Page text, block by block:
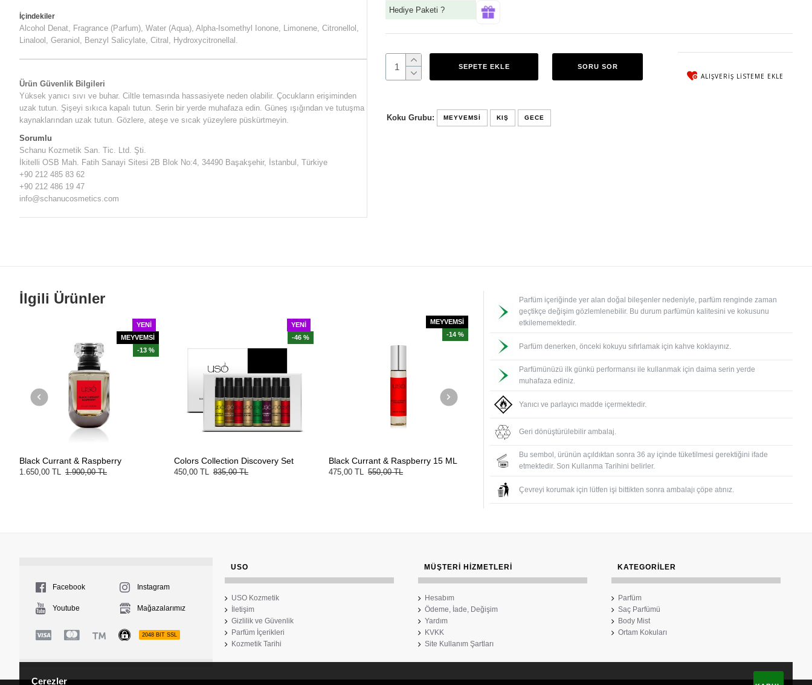
Ürün Güvenlik Bilgileri
Yüksek yanıcı sıvı ve buhar. Ciltle temasında hassasiyete neden olabilir. Çocukların erişiminden
uzak tutun. Şişeyi sıkıca kapalı tutun. Serin bir yerde muhafaza edin. Güneş ışığından ve tutuşma
kaynaklarından uzak tutun. Gözlere, ateşe ve sıcak yüzeylere püskürtmeyin.
Sorumlu
Schanu Kozmetik San. Tic. Ltd. Şti.
İkitelli OSB Mah. Fatih Sanayi Sitesi 2B Blok No:4, 34490 Başakşehir, İstanbul, Türkiye
+90 212 485 83 62
+90 212 486 19 47
info@schanucosmetics.com
İçindekiler
Alcohol Denat, Fragrance (Parfum), Water (Aqua), Alpha-Isomethyl Ionone, Limonene, Citronellol,
Linalool, Geraniol, Benzyl Salicylate, Citral, Hydroxycitronellal.
Hediye Paketi ?
SEPETE EKLE SORU SOR
ALIŞVERIŞ LISTEME EKLE
Koku Grubu: MEYVEMSI KIŞ GECE
İlgili Ürünler
YENI
MEYVEMSİ
-13 %
Black Currant & Raspberry
1.650,00 TL 1.900,00 TL
YENI
-46 %
Colors Collection Discovery Set
450,00 TL 835,00 TL
MEYVEMSİ
-14 %
Black Currant & Raspberry 15 ML
475,00 TL 550,00 TL
Parfüm içeriğinde yer alan doğal bileşenler nedeniyle, parfüm renginde zaman
geçtikçe değişim gözlemlenebilir. Bu durum parfümün kalitesini ve kokusunu
etkilememektedir.
Parfüm denerken, önceki kokuyu sıfırlamak için kahve koklayınız.
Parfümünüzü ilk günkü performansı ile kullanmak için daima serin yerde
muhafaza ediniz.
Yanıcı ve parlayıcı madde içermektedir.
Geri dönüştürülebilir ambalaj.
Bu sembol, ürünün açıldıktan sonra 36 ay içinde tüketilmesi gerektiğini ifade
etmektedir. Son Kullanma Tarihini belirler.
Çevreyi korumak için lütfen işi bittikten sonra ambalajı çöpe atınız.
Facebook Instagram
Youtube Mağazalarımız
2048 BIT SSL
USO
USO Kozmetik
İletişim
Gizlilik ve Güvenlik
Parfüm İçerikleri
Kozmetik Tarihi
MÜŞTERI HIZMETLERI
Hesabım
Ödeme, İade, Değişim
Yardım
KVKK
Site Kullanım Şartları
KATEGORİLER
Parfüm
Saç Parfümü
Body Mist
Ortam Kokuları
Çerezler